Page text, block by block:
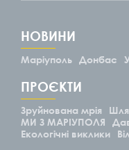
НОВИНИ
Маріуполь Донбас
ПРОЄКТИ
Зруйнована мрія
МИ З МАРІУПОЛЯ
Екологічні виклики